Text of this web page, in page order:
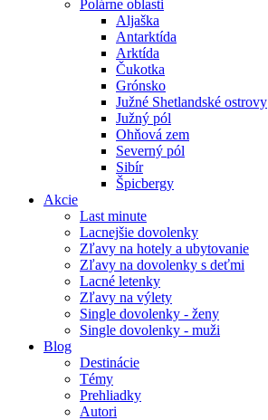
Polárne oblasti
Aljaška
Antarktída
Arktída
Čukotka
Grónsko
Južné Shetlandské ostrovy
Južný pól
Ohňová zem
Severný pól
Sibír
Špicbergy
Akcie
Last minute
Lacnejšie dovolenky
Zľavy na hotely a ubytovanie
Zľavy na dovolenky s deťmi
Lacné letenky
Zľavy na výlety
Single dovolenky - ženy
Single dovolenky - muži
Blog
Destinácie
Témy
Prehliadky
Autori